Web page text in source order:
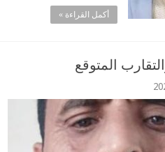
أكمل القراءة »
المتوقع